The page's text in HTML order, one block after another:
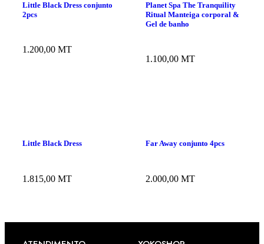
Little Black Dress conjunto
2pcs
1.200,00 MT
Planet Spa The Tranquility
Ritual Manteiga corporal &
Gel de banho
1.100,00MT
Little Black Dress
1.815,00 MT
Far Away conjunto 4pcs
2.000,00MT